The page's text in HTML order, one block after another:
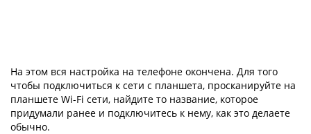
На этом вся настройка на телефоне окончена. Для того
чтобы подключиться к сети с планшета, просканируйте на
планшете Wi-Fi сети, найдите то название, которое
придумали ранее и подключитесь к нему, как это делаете
обычно.